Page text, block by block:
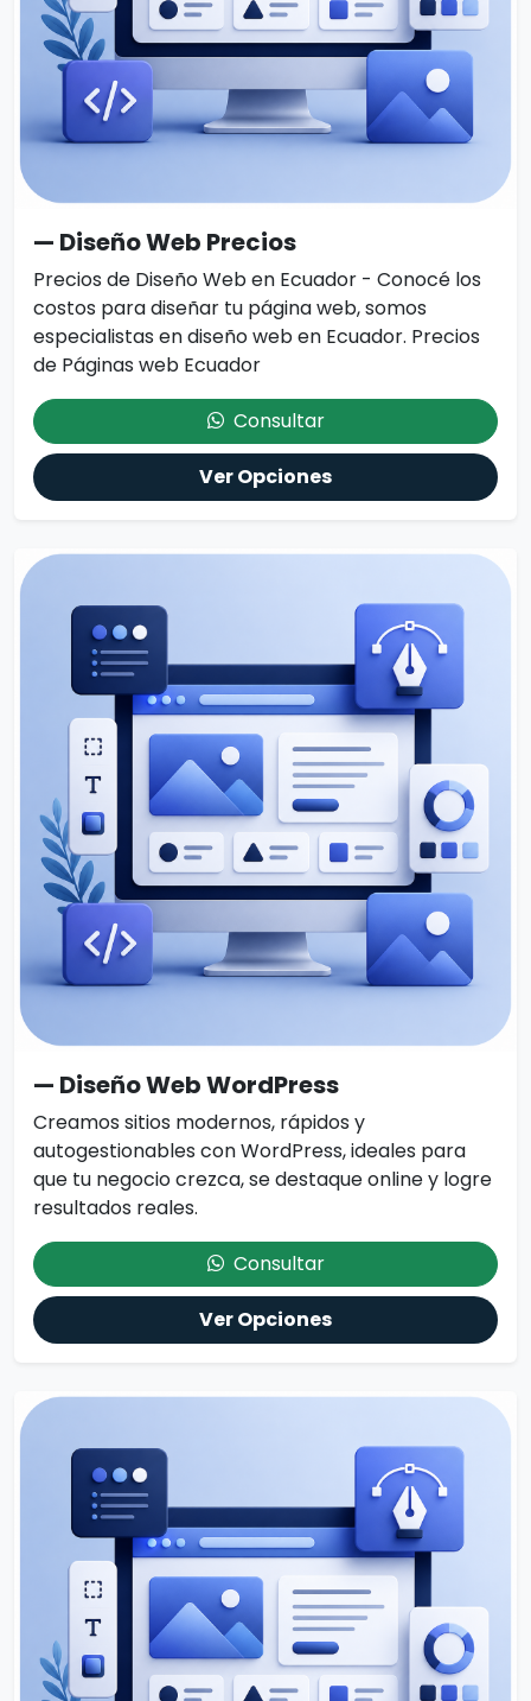
— Diseño Web Precios
Precios de Diseño Web en Ecuador - Conocé los
costos para diseñar tu página web, somos
especialistas en diseño web en Ecuador. Precios
de Páginas web Ecuador
Consultar
Ver Opciones
— Diseño Web WordPress
Creamos sitios modernos, rápidos y
autogestionables con WordPress, ideales para
que tu negocio crezca, se destaque online y logre
resultados reales.
Consultar
Ver Opciones